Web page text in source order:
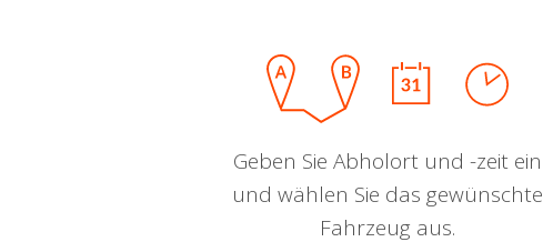
Geben Sie Abholort und -zeit ein
und wählen Sie das gewünschte
Fahrzeug aus.